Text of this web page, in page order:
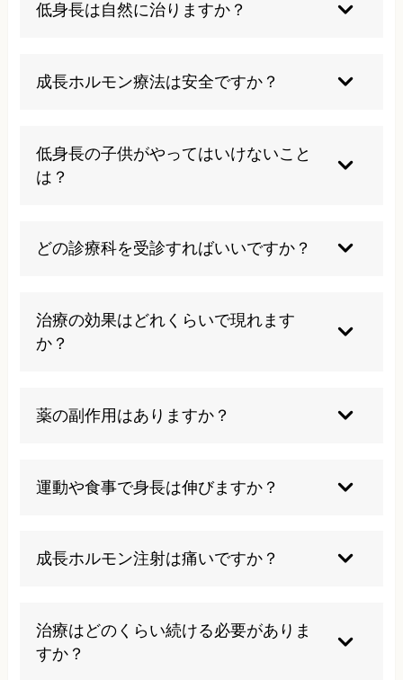
低身長は自然に治りますか？
善するケースは多くありません。原因によっては
専門的なアプローチが必要です。
成長ホルモン療法は安全ですか？
痛みや軽度の副作用があることもあります。経過
観察が欠かせません。
低身長の子供がやってはいけないこと
は？
に負担をかける行動は避けてください。成長の助
けには健康的な毎日が不可欠です。
どの診療科を受診すればいいですか？
の専門医を紹介されます。早めに受診しましょ
う。
治療の効果はどれくらいで現れます
か？
できる事例が多いですが、個人差があります。定
期的に検査を受けることが大切です。
薬の副作用はありますか？
の指導と経過観察が欠かせません。重大な副作用
は稀です。
運動や食事で身長は伸びますか？
身長の根本的な原因までは変えられないこともあ
成長ホルモン注射は痛いですか？
ますが、子供によって反応も違います。慣れるこ
とで気にならなくなる場合がほとんどです。
治療はどのくらい続ける必要がありま
すか？